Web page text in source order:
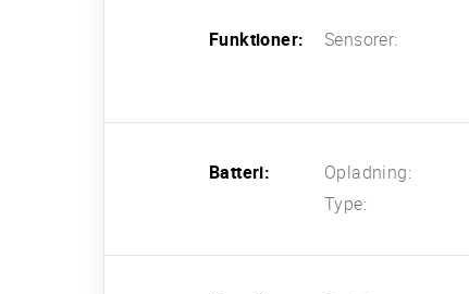
Funktioner: Sensorer:
Batteri: Opladning:
Type: